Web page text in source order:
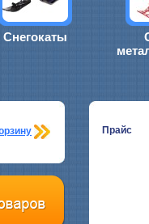
Снегокаты
Прайс